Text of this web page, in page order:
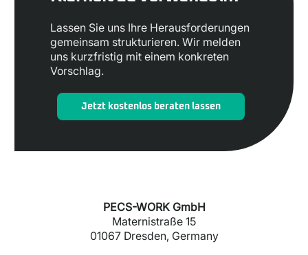
Lassen Sie uns Ihre Herausforderungen
gemeinsam strukturieren. Wir melden
uns kurzfristig mit einem konkreten
Vorschlag.
Jetzt kostenlos beraten lassen
PECS-WORK GmbH
Maternistraße 15
01067 Dresden, Germany